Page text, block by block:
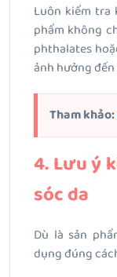
Luôn kiểm tra
phẩm không
phthalates
ảnh hưởng
Tham khảo:
4. Lưu ý
sóc da
Dù là sản
dụng đúng